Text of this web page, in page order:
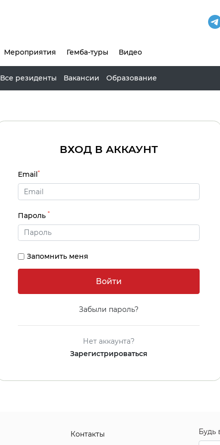
Мероприятия Гемба-туры Видео
Все резиденты Вакансии Образование
ВХОД В АККАУНТ
Email*
Пароль*
Запомнить меня
Забыли пароль?
Нет аккаунта?
Зарегистрироваться
Контакты
Будь